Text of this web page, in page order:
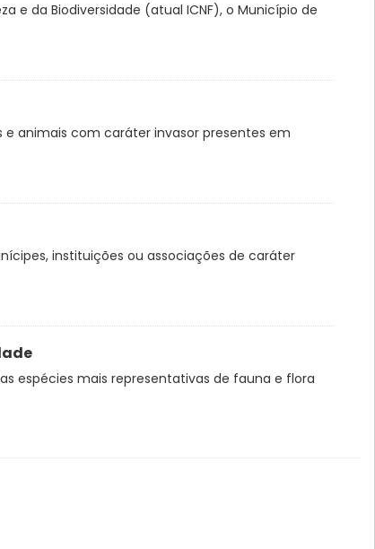
e da Biodiversidade (atual ICNF), o Município de
animais com caráter invasor presentes em
instituições ou associações de caráter
espécies mais representativas de fauna e flora